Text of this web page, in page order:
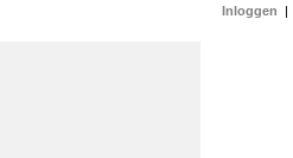
Inloggen |